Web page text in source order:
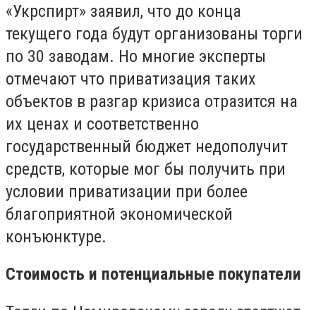
«Укрспирт» заявил, что до конца
текущего года будут организованы торги
по 30 заводам. Но многие эксперты
отмечают что приватизация таких
объектов в разгар кризиса отразится на
их ценах и соответственно
государственный бюджет недополучит
средств, которые мог бы получить при
условии приватизации при более
благоприятной экономической
конъюнктуре.
Стоимость и потенциальные покупатели